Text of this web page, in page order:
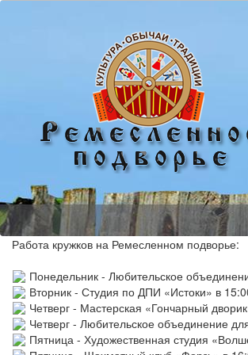
Работа кружков на Ремесленном подворье:
Понедельник - Любительское
Вторник - Студия по ДПИ «Истоки» в
Четверг - Мастерская «Гончарный
Четверг - Любительское объединение
Пятница - Художественная студия